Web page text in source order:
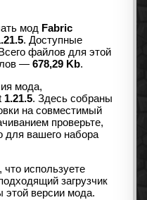
мод Fabric
. Доступные
файлов для этой
— 678,29 Kb.
мода,
1.21.5. Здесь собраны
на совместимый
проверьте,
для вашего набора
используете
загрузчик
этой версии мода.